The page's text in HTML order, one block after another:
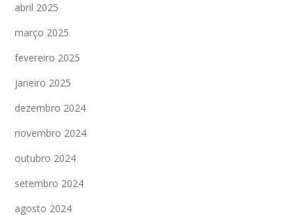
abril 2025
março 2025
fevereiro 2025
janeiro 2025
dezembro 2024
novembro 2024
outubro 2024
setembro 2024
agosto 2024